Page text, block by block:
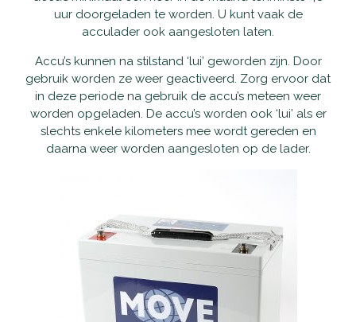
Haal- en brengservice
Verzekering
Garantie
Alles-in-één pakket
Private Lease scootmobielen
Tweedehands scootmobielen
Rollators
Rolstoelen
Wandelstokken
Contact
uur doorgeladen te worden. U kunt vaak de
acculader ook aangesloten laten.
Accu’s kunnen na stilstand ‘lui’ geworden zijn. Door
gebruik worden ze weer geactiveerd. Zorg ervoor dat
in deze periode na gebruik de accu’s meteen weer
worden opgeladen. De accu’s worden ook ‘lui’ als er
slechts enkele kilometers mee wordt gereden en
daarna weer worden aangesloten op de lader.